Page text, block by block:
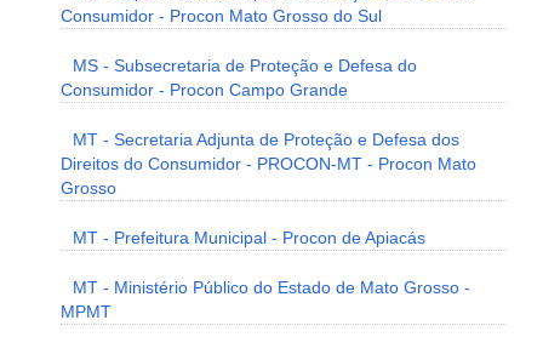
Consumidor - Procon Mato Grosso do Sul
MS - Subsecretaria de Proteção e Defesa do
Consumidor - Procon Campo Grande
MT - Secretaria Adjunta de Proteção e Defesa dos
Direitos do Consumidor - PROCON-MT - Procon Mato
Grosso
MT - Prefeitura Municipal - Procon de Apiacás
MT - Ministério Público do Estado de Mato Grosso -
MPMT